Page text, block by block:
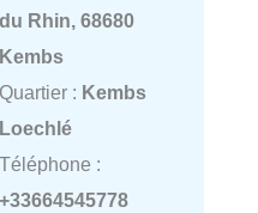
du Rhin, 68680
Kembs
Quartier : Kembs
Loechlé
Téléphone :
+33664545778